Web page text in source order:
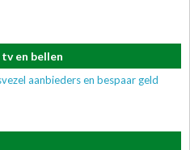
en bellen
aanbieders en bespaar geld